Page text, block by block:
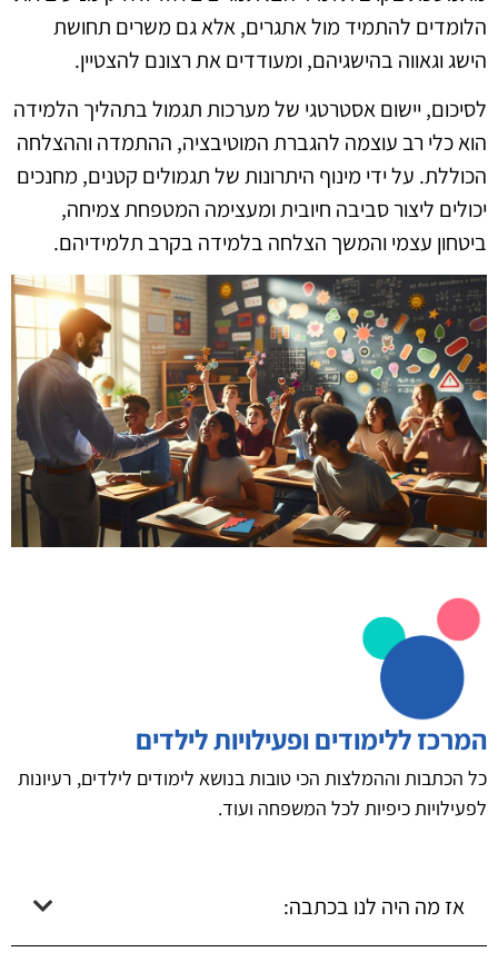
הלומדים להתמיד מול אתגרים, אלא גם משרים תחושת
הישג וגאווה בהישגיהם, ומעודדים את רצונם להצטיין.
לסיכום, יישום אסטרטגי של מערכות תגמול בתהליך הלמידה
הוא כלי רב עוצמה להגברת המוטיבציה, ההתמדה וההצלחה
הכוללת. על ידי מינוף היתרונות של תגמולים קטנים, מחנכים
יכולים ליצור סביבה חיובית ומעצימה המטפחת צמיחה,
ביטחון עצמי והמשך הצלחה בלמידה בקרב תלמידיהם.
המרכז ללימודים ופעילויות לילדים
כל הכתבות וההמלצות הכי טובות בנושא לימודים לילדים, רעיונות
לפעילויות כיפיות לכל המשפחה ועוד.
אז מה היה לנו בכתבה: